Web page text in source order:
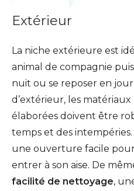
Extérieur
La niche extérieure est
animal de compagnie
nuit ou se reposer en
d’extérieur, les
élaborées doivent être
temps et des
une ouverture facile
entrer à son aise. De
facilité de nettoyage,